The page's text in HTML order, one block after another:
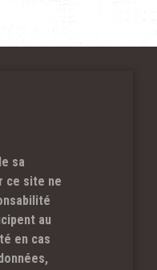
sa
ce site ne
au
en cas